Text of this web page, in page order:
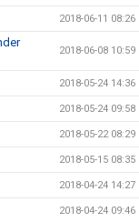
2018-06-11 08:26
2018-06-08 10:59
2018-05-24 14:36
2018-05-24 09:58
2018-05-22 08:29
2018-05-15 08:35
2018-04-24 14:27
2018-04-24 09:46